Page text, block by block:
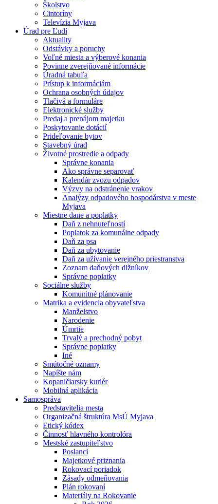
Školstvo
Cintoríny
Televízia Myjava
Úrad pre Ľudí
Aktuality
Odstávky a poruchy
Voľné miesta a výberové konania
Povinne zverejňované informácie
Úradná tabuľa
Prístup k informáciám
Ochrana osobných údajov
Tlačivá a formuláre
Elektronické služby
Predaj a prenájom majetku
Poskytovanie dotácií
Prideľovanie bytov
Stavebný úrad
Životné prostredie a odpady
Správne konania
Ako správne separovať
Kalendár zvozu odpadov
Výzvy na odstránenie vrakov
Analýzy odpadového hospodárstva v meste
Myjava
Miestne dane a poplatky
Daň z nehnuteľností
Poplatok za komunálne odpady
Daň za psa
Daň za ubytovanie
Daň za užívanie verejného priestranstva
Zoznam daňových dlžníkov
Správne poplatky
Sociálne služby
Komunitné plánovanie
Matrika a evidencia obyvateľstva
Manželstvo
Narodenie
Úmrtie
Trvalý a prechodný pobyt
Správne poplatky
Iné
Smútočné oznamy
Napíšte nám
Kopaničiarsky kuriér
Mobilná aplikácia
Samospráva
Predstavitelia mesta
Organizačná štruktúra MsÚ Myjava
Etický kódex
Činnosť hlavného kontrolóra
Mestské zastupiteľstvo
Poslanci
Majetkové priznania
Rokovací poriadok
Zásady odmeňovania
Plán rokovaní
Materiály na Rokovanie